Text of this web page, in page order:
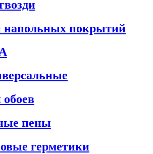
напольных покрытий
пены
герметики